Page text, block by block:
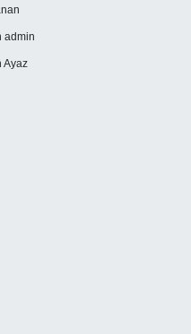
admin
Ayaz